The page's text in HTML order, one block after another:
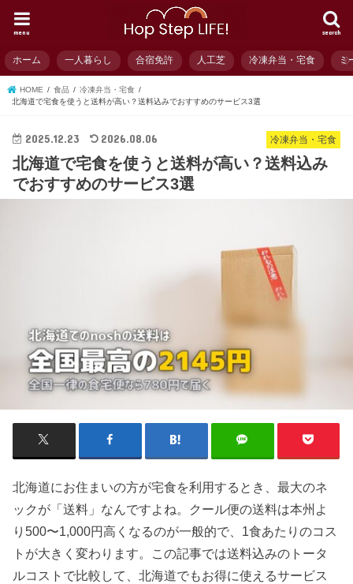
search
menu
ホーム 一人暮らし 合宿免許 人工芝 冷凍弁当・宅食 ミ
HOME 食品
冷凍弁当・宅食
北海道で宅食を使うと送料が高い？送料込みでおすすめのサービス3選
冷凍弁当・宅食
2025.12.23 2026.08.06
北海道で宅食を使うと送料が高い？送料込み
でおすすめのサービス3選
北海道にお住まいの方が宅食を利用するとき、最大のネ
ックが「送料」なんですよね。クール便の送料は本州よ
り500〜1,000円高くなるのが一般的で、1食あたりのコス
トが大きく変わります。この記事では送料込みのトータ
ルコストで比較して、北海道でもお得に使えるサービス